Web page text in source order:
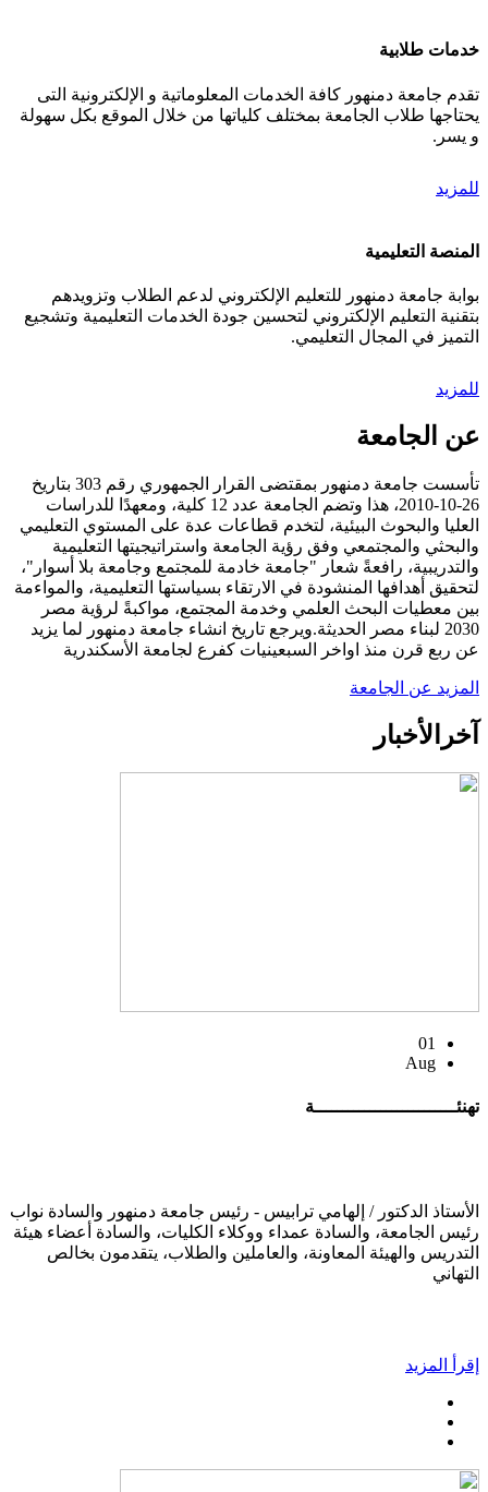
خدمات طلابية
تقدم جامعة دمنهور كافة الخدمات المعلوماتية و الإلكترونية التى
يحتاجها طلاب الجامعة بمختلف كلياتها من خلال الموقع بكل سهولة
و يسر.
للمزيد
المنصة التعليمية
بوابة جامعة دمنهور للتعليم الإلكتروني لدعم الطلاب وتزويدهم
بتقنية التعليم الإلكتروني لتحسين جودة الخدمات التعليمية وتشجيع
التميز في المجال التعليمي.
للمزيد
عن الجامعة
تأسست جامعة دمنهور بمقتضى القرار الجمهوري رقم 303 بتاريخ
26-10-2010، هذا وتضم الجامعة عدد 12 كلية، ومعهدًا للدراسات
العليا والبحوث البيئية، لتخدم قطاعات عدة على المستوي التعليمي
والبحثي والمجتمعي وفق رؤية الجامعة واستراتيجيتها التعليمية
والتدريبية، رافعةً شعار "جامعة خادمة للمجتمع وجامعة بلا أسوار"،
لتحقيق أهدافها المنشودة في الارتقاء بسياستها التعليمية، والمواءمة
بين معطيات البحث العلمي وخدمة المجتمع، مواكبةً لرؤية مصر
2030 لبناء مصر الحديثة.ويرجع تاريخ انشاء جامعة دمنهور لما يزيد
عن ربع قرن منذ اواخر السبعينيات كفرع لجامعة الأسكندرية
المزيد عن الجامعة
آخر الأخبار
01
Aug
تهنئــــــــــــــــــــــــــة
الأستاذ الدكتور / إلهامي ترابيس - رئيس جامعة دمنهور والسادة نواب
رئيس الجامعة، والسادة عمداء ووكلاء الكليات، والسادة أعضاء هيئة
التدريس والهيئة المعاونة، والعاملين والطلاب، يتقدمون بخالص
التهاني
إقرأ المزيد